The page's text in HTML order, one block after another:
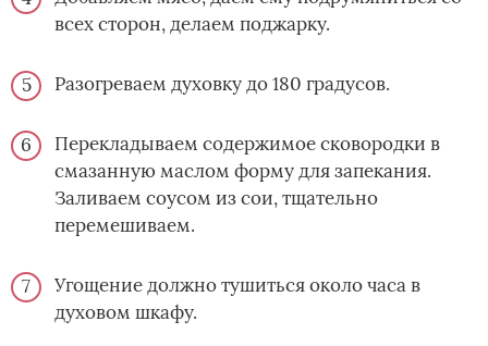
всех сторон, делаем поджарку.
Разогреваем духовку до 180 градусов.
Перекладываем содержимое сковородки в
смазанную маслом форму для запекания.
Заливаем соусом из сои, тщательно
перемешиваем.
Угощение должно тушиться около часа в
духовом шкафу.